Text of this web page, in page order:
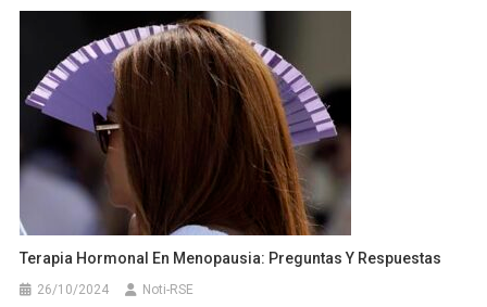
Terapia Hormonal En Menopausia: Preguntas Y Respuestas
26/10/2024 Noti-RSE